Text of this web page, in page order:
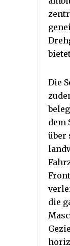
Die
dem
über
die